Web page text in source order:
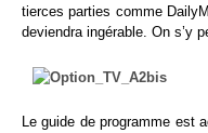
tierces parties comme
deviendra ingérable. On s’y
Le guide de programme est